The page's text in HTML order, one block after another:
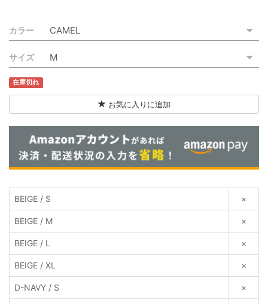
ご利用ガイド
特定商取引法に基づく表記
ご利用規約
お問い合わせ
カラー
サイズ
在庫切れ
お気に入りに追加
BEIGE / S ×
BEIGE / M ×
BEIGE / L ×
BEIGE / XL ×
D-NAVY / S ×